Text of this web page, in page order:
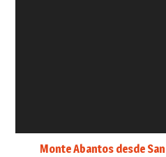
Monte Abantos desde